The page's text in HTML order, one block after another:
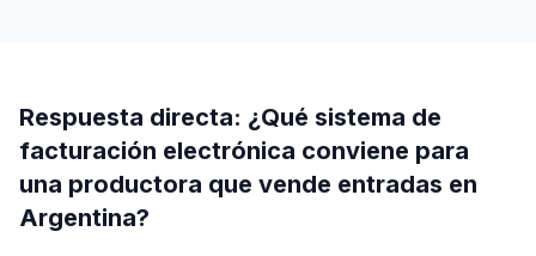
Respuesta directa: ¿Qué sistema de
facturación electrónica conviene para
una productora que vende entradas en
Argentina?